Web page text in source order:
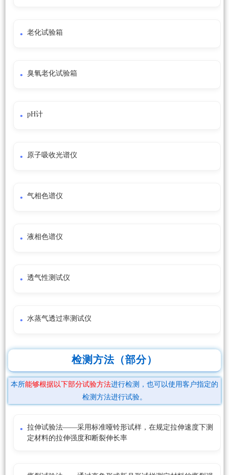
老化试验箱
臭氧老化试验箱
pH计
原子吸收光谱仪
气相色谱仪
液相色谱仪
透气性测试仪
水蒸气透过率测试仪
检测方法（部分）
本所能够根据以下部分试验方法进行检测，也可以使用客户指定的
检测方法进行试验。
拉伸试验法——采用标准哑铃形试样，在规定拉伸速度下测
定材料的拉伸强度和断裂伸长率